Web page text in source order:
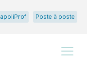
appliProf Poste à poste